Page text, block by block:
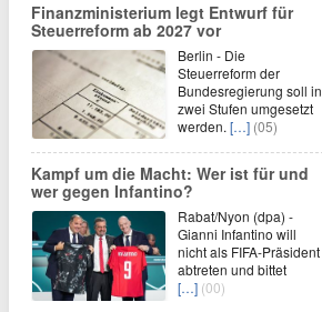
Finanzministerium legt Entwurf für
Steuerreform ab 2027 vor
Berlin - Die
Steuerreform der
Bundesregierung soll in
zwei Stufen umgesetzt
werden. […] (05)
Kampf um die Macht: Wer ist für und
wer gegen Infantino?
Rabat/Nyon (dpa) -
Gianni Infantino will
nicht als FIFA-Präsident
abtreten und bittet
[…] (00)